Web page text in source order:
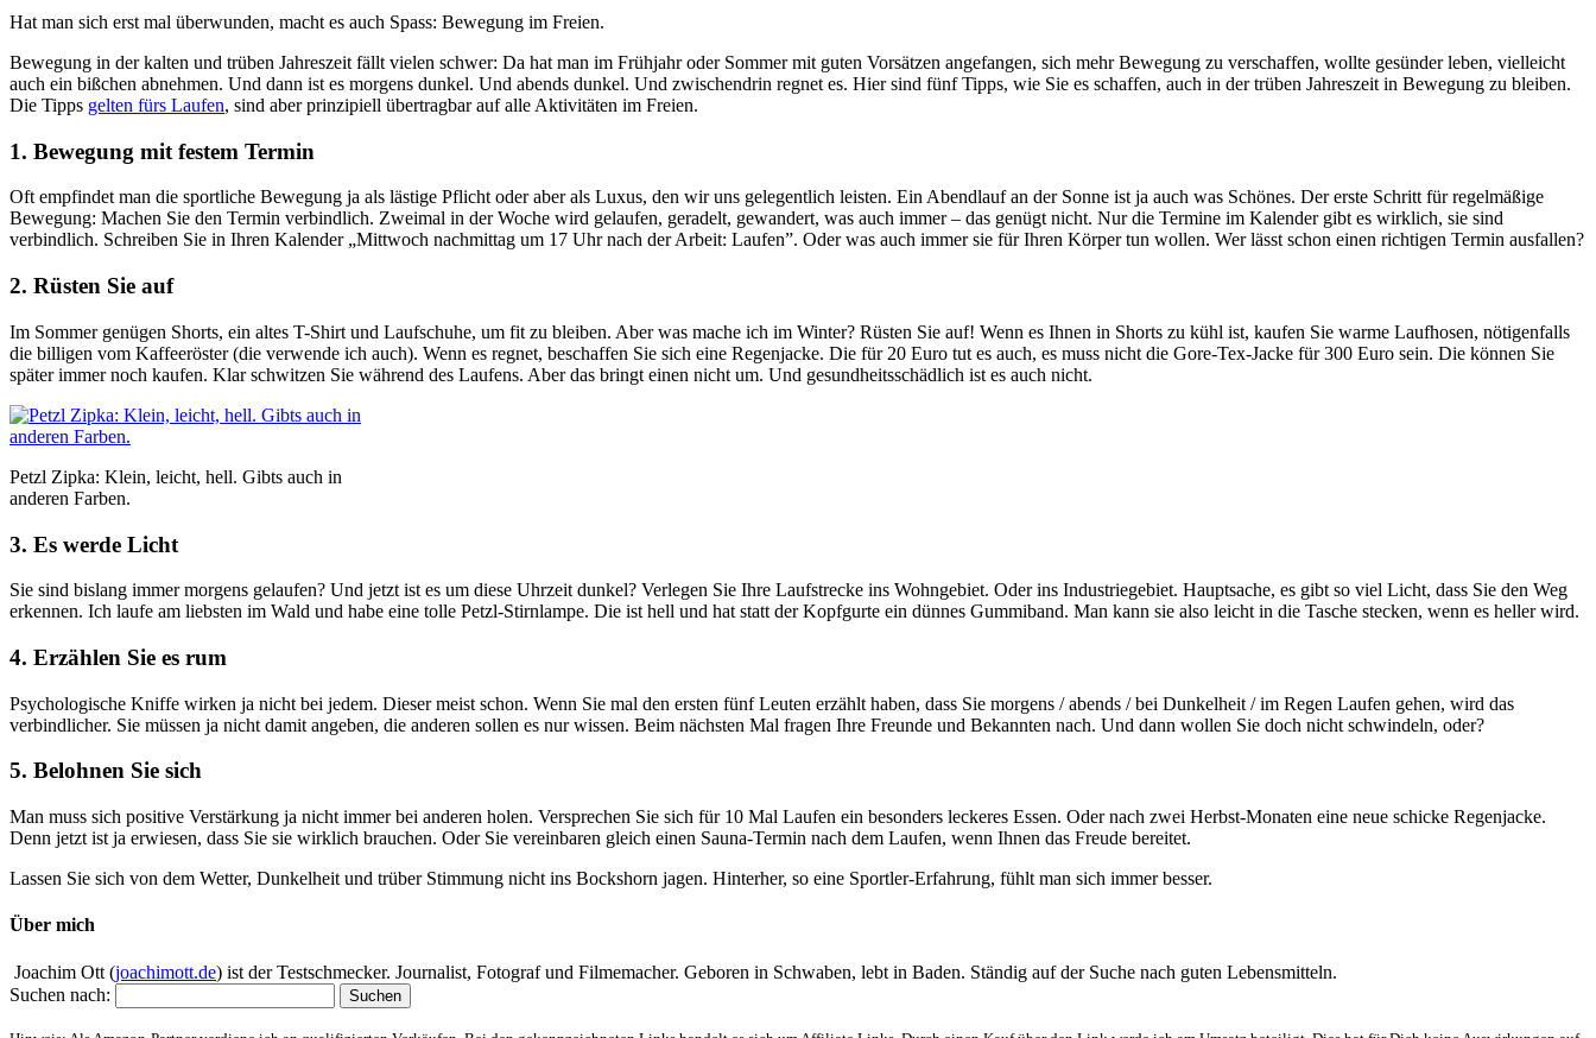
Hat man sich erst mal überwunden, macht es auch Spass: Bewegung im Freien.
Bewegung in der kalten und trüben Jahreszeit fällt vielen schwer: Da hat man im Frühjahr oder Sommer mit guten Vorsätzen angefangen, sich mehr Bewegung zu verschaffen, wollte gesünder leben, vielleicht
auch ein bißchen abnehmen. Und dann ist es morgens dunkel. Und abends dunkel. Und zwischendrin regnet es. Hier sind fünf Tipps, wie Sie es schaffen, auch in der trüben Jahreszeit in Bewegung zu bleiben.
Die Tipps gelten fürs Laufen, sind aber prinzipiell übertragbar auf alle Aktivitäten im Freien.
1. Bewegung mit festem Termin
Oft empfindet man die sportliche Bewegung ja als lästige Pflicht oder aber als Luxus, den wir uns gelegentlich leisten. Ein Abendlauf an der Sonne ist ja auch was Schönes. Der erste Schritt für regelmäßige
Bewegung: Machen Sie den Termin verbindlich. Zweimal in der Woche wird gelaufen, geradelt, gewandert, was auch immer – das genügt nicht. Nur die Termine im Kalender gibt es wirklich, sie sind
verbindlich. Schreiben Sie in Ihren Kalender „Mittwoch nachmittag um 17 Uhr nach der Arbeit: Laufen”. Oder was auch immer sie für Ihren Körper tun wollen. Wer lässt schon einen richtigen Termin ausfallen?
2. Rüsten Sie auf
Im Sommer genügen Shorts, ein altes T-Shirt und Laufschuhe, um fit zu bleiben. Aber was mache ich im Winter? Rüsten Sie auf! Wenn es Ihnen in Shorts zu kühl ist, kaufen Sie warme Laufhosen, nötigenfalls
die billigen vom Kaffeeröster (die verwende ich auch). Wenn es regnet, beschaffen Sie sich eine Regenjacke. Die für 20 Euro tut es auch, es muss nicht die Gore-Tex-Jacke für 300 Euro sein. Die können Sie
später immer noch kaufen. Klar schwitzen Sie während des Laufens. Aber das bringt einen nicht um. Und gesundheitsschädlich ist es auch nicht.
Petzl Zipka: Klein, leicht, hell. Gibts auch in
anderen Farben.
3. Es werde Licht
Sie sind bislang immer morgens gelaufen? Und jetzt ist es um diese Uhrzeit dunkel? Verlegen Sie Ihre Laufstrecke ins Wohngebiet. Oder ins Industriegebiet. Hauptsache, es gibt so viel Licht, dass Sie den Weg
erkennen. Ich laufe am liebsten im Wald und habe eine tolle Petzl-Stirnlampe. Die ist hell und hat statt der Kopfgurte ein dünnes Gummiband. Man kann sie also leicht in die Tasche stecken, wenn es heller wird.
4. Erzählen Sie es rum
Psychologische Kniffe wirken ja nicht bei jedem. Dieser meist schon. Wenn Sie mal den ersten fünf Leuten erzählt haben, dass Sie morgens / abends / bei Dunkelheit / im Regen Laufen gehen, wird das
verbindlicher. Sie müssen ja nicht damit angeben, die anderen sollen es nur wissen. Beim nächsten Mal fragen Ihre Freunde und Bekannten nach. Und dann wollen Sie doch nicht schwindeln, oder?
5. Belohnen Sie sich
Man muss sich positive Verstärkung ja nicht immer bei anderen holen. Versprechen Sie sich für 10 Mal Laufen ein besonders leckeres Essen. Oder nach zwei Herbst-Monaten eine neue schicke Regenjacke.
Denn jetzt ist ja erwiesen, dass Sie sie wirklich brauchen. Oder Sie vereinbaren gleich einen Sauna-Termin nach dem Laufen, wenn Ihnen das Freude bereitet.
Lassen Sie sich von dem Wetter, Dunkelheit und trüber Stimmung nicht ins Bockshorn jagen. Hinterher, so eine Sportler-Erfahrung, fühlt man sich immer besser.
Über mich
Joachim Ott (joachimott.de) ist der Testschmecker. Journalist, Fotograf und Filmemacher. Geboren in Schwaben, lebt in Baden. Ständig auf der Suche nach guten Lebensmitteln.
Suchen nach: